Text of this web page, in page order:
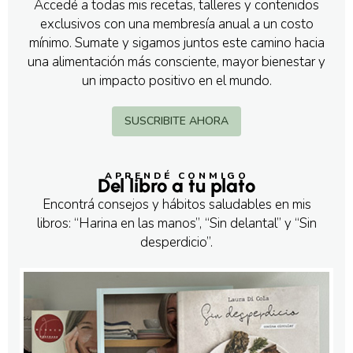
Accedé a todas mis recetas, talleres y contenidos
exclusivos con una membresía anual a un costo
mínimo. Sumate y sigamos juntos este camino hacia
una alimentación más consciente, mayor bienestar y
un impacto positivo en el mundo.
SUSCRIBITE AHORA
APRENDÉ CONMIGO
Del libro a tu plato
Encontrá consejos y hábitos saludables en mis
libros: “Harina en las manos”, “Sin delantal” y “Sin
desperdicio”.